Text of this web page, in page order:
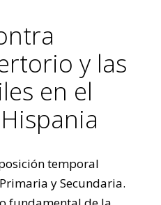
y las
en el
temporal
y Secundaria.